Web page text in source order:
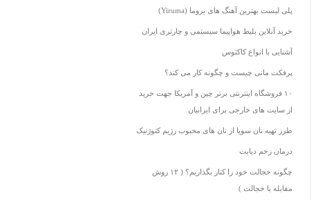
پلی لیست بهترین آهنگ های یروما (Yiruma)
خرید آنلاین بلیط هواپیما سیستمی و چارتری ایران
آشنایی با انواع کاکتوس
پرفکت مانی چیست و چگونه کار می کند؟
۱۰ فروشگاه اینترنتی برتر چین و آمریکا جهت خرید
از سایت های خارجی برای ایرانیان
طرز تهیه نان سویا از نان های محبوب رژیم کتوژنیک
درمان زخم دیابت
چگونه خجالت خود را کنار بگذاریم؟ ( ۱۲ روش
مقابله با خجالت )